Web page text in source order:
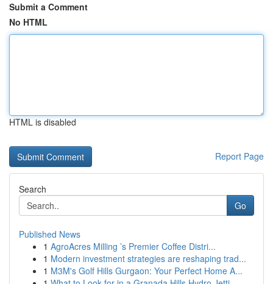
Submit a Comment
No HTML
HTML is disabled
Report Page
Search
Go
Published News
1 AgroAcres Milling ’s Premier Coffee Distri...
1 Modern investment strategies are reshaping trad...
1 M3M's Golf Hills Gurgaon: Your Perfect Home A...